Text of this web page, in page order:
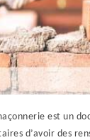
est un
d’avoir des